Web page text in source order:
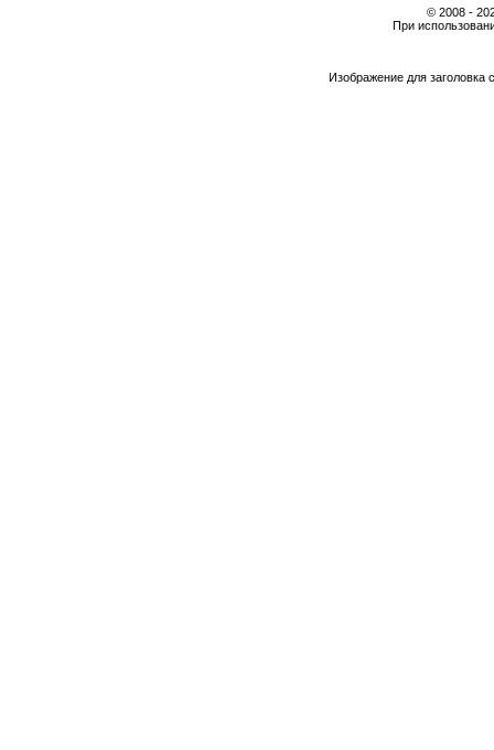
© 2008 -
При
Изображение для